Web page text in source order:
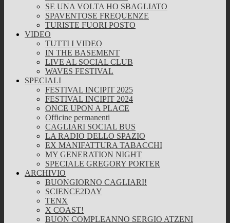
SE UNA VOLTA HO SBAGLIATO
SPAVENTOSE FREQUENZE
TURISTE FUORI POSTO
VIDEO
TUTTI I VIDEO
IN THE BASEMENT
LIVE AL SOCIAL CLUB
WAVES FESTIVAL
SPECIALI
FESTIVAL INCIPIT 2025
FESTIVAL INCIPIT 2024
ONCE UPON A PLACE
Officine permanenti
CAGLIARI SOCIAL BUS
LA RADIO DELLO SPAZIO
EX MANIFATTURA TABACCHI
MY GENERATION NIGHT
SPECIALE GREGORY PORTER
ARCHIVIO
BUONGIORNO CAGLIARI!
SCIENCE2DAY
TENX
X COAST!
BUON COMPLEANNO SERGIO ATZENI